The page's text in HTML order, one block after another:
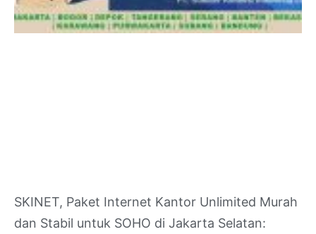
SKINET, Paket Internet Kantor Unlimited Murah
dan Stabil untuk SOHO di Jakarta Selatan: